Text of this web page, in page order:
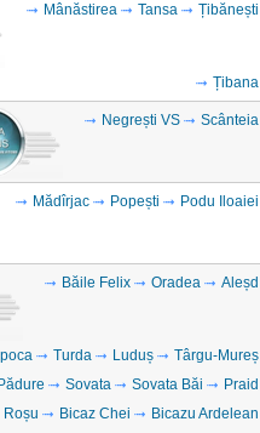
Mânăstirea Tansa Țibănești
Țibana
Negrești VS Scânteia
Mădîrjac Popești Podu Iloaiei
Băile Felix Oradea Aleșd
Turda Luduș
Târgu-Mureș
Sovata Sovata Băi
Praid
Roșu Bicaz Chei
Bicazu Ardelean